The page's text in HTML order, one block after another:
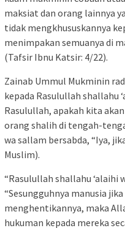
maksiat dan orang lainnya
tidak mengkhususkannya
menimpakan semuanya di
(Tafsir Ibnu Katsir: 4/22).
Zainab Ummul Mukminin
kepada Rasulullah shallahu
Rasulullah, apakah kita
orang shalih di tengah-
wa sallam bersabda, “Iya,
Muslim).
“Rasulullah shallahu ‘alaihi
“Sesungguhnya manusia
menghentikannya, maka
hukuman kepada mereka